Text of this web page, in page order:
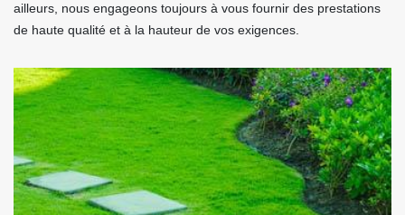
ailleurs, nous engageons toujours à vous fournir des prestations
de haute qualité et à la hauteur de vos exigences.